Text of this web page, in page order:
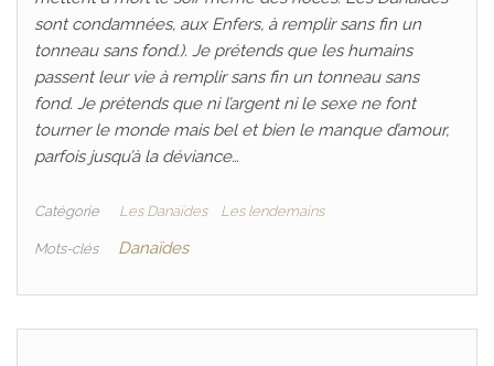
sont condamnées, aux Enfers, à remplir sans fin un
tonneau sans fond.). Je prétends que les humains
passent leur vie à remplir sans fin un tonneau sans
fond. Je prétends que ni l’argent ni le sexe ne font
tourner le monde mais bel et bien le manque d’amour,
parfois jusqu’à la déviance…
Catégorie Les Danaïdes Les lendemains
Mots-clés Danaïdes